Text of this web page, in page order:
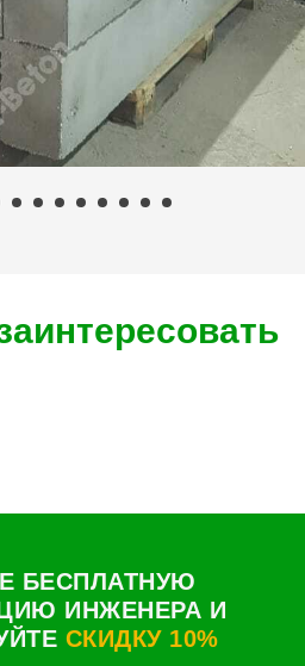
БЕСПЛАТНУЮ
ИНЖЕНЕРА И
СКИДКУ 10%